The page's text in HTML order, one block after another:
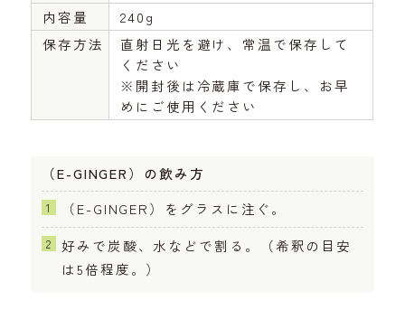
内容量
240g
保存方法
直射日光を避け、常温で保存して
ください
※開封後は冷蔵庫で保存し、お早
めにご使用ください
（E-GINGER）の飲み方
（E-GINGER）をグラスに注ぐ。
好みで炭酸、水などで割る。（希釈の目安
は5倍程度。）